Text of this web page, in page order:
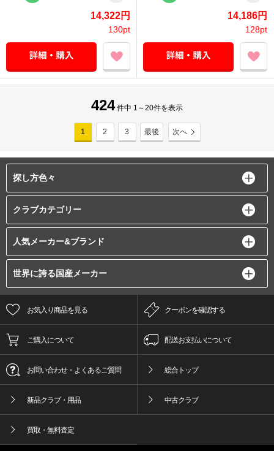
14,322円
130pt
14,186円
128pt
424 件中 1～20件を表示
1 2 3 最後 次へ
探し方色々
クラブカテゴリー
人気メーカー&ブランド
世界に誇る国産メーカー
お気入り商品を見る クーポンを確認する
ご購入について 配送お支払いについて
お問い合わせ・よくあるご質問 総合トップ
新品クラブ・用品 中古クラブ
買取・無料査定